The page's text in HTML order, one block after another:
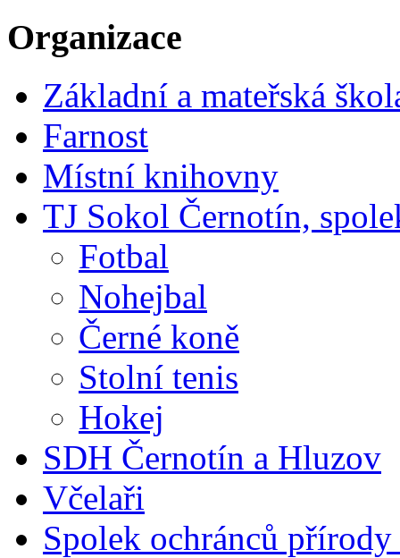
Organizace
Základní a mateřská
Farnost
Místní knihovny
TJ Sokol Černotín,
Fotbal
Nohejbal
Černé koně
Stolní tenis
Hokej
SDH Černotín a Hluzov
Včelaři
Spolek ochránců